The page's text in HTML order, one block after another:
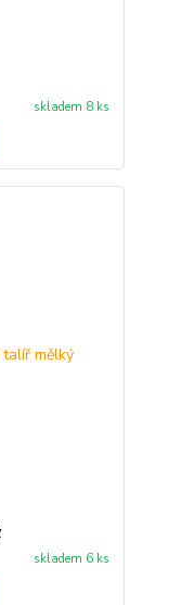
skladem 8 ks
skladem 6 ks